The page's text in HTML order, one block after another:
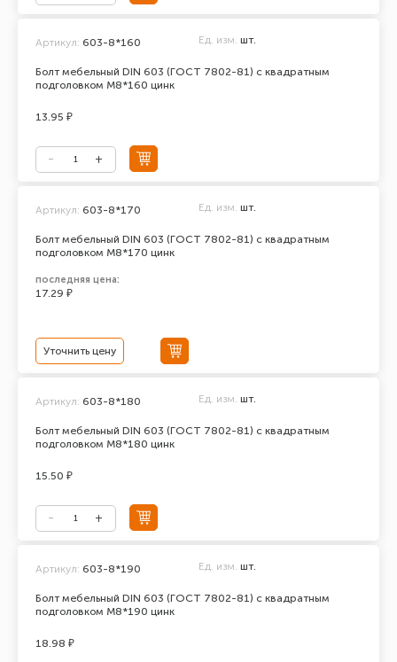
Болт мебельный DIN 603 (ГОСТ 7802-81) с квадратным
подголовком М8*160 цинк
Артикул: 603-8*160 Ед. изм. шт.
13.95 ₽
Болт мебельный DIN 603 (ГОСТ 7802-81) с квадратным
подголовком М8*170 цинк
Артикул: 603-8*170 Ед. изм. шт.
последняя цена:
17.29 ₽
Уточнить цену
Болт мебельный DIN 603 (ГОСТ 7802-81) с квадратным
подголовком М8*180 цинк
Артикул: 603-8*180 Ед. изм. шт.
15.50 ₽
Болт мебельный DIN 603 (ГОСТ 7802-81) с квадратным
подголовком М8*190 цинк
Артикул: 603-8*190 Ед. изм. шт.
18.98 ₽